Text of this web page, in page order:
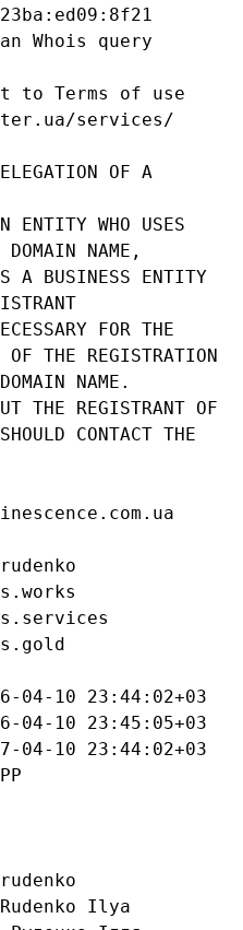
Whois query
to Terms of use
services/
OF A
ENTITY WHO USES
NAME,
A BUSINESS ENTITY
FOR THE
OF THE REGISTRATION
NAME.
THE REGISTRANT OF
CONTACT THE
10 23:44:02+03
10 23:45:05+03
10 23:44:02+03
Ilya